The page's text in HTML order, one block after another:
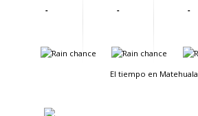
-
-
-
-
-
-
El tiempo en Matehuala